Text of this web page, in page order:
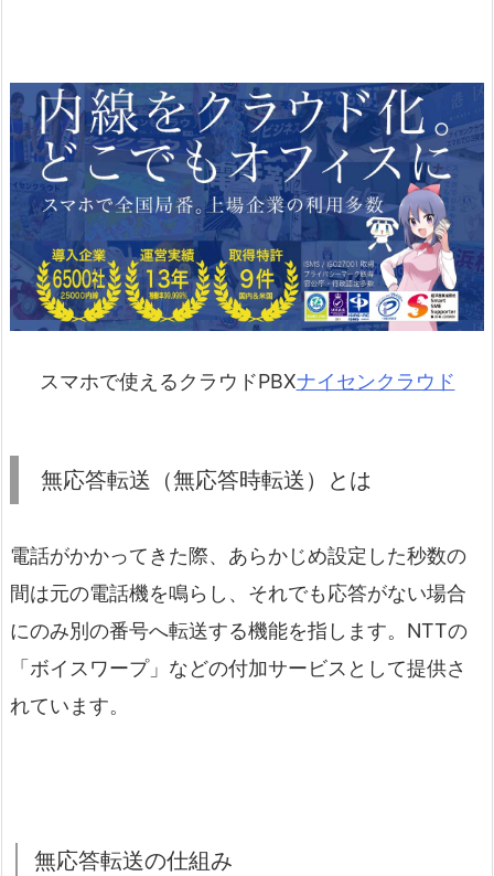
スマホで使えるクラウドPBXナイセンクラウド
無応答転送（無応答時転送）とは
電話がかかってきた際、あらかじめ設定した秒数の
間は元の電話機を鳴らし、それでも応答がない場合
にのみ別の番号へ転送する機能を指します。NTTの
「ボイスワープ」などの付加サービスとして提供さ
れています。
無応答転送の仕組み